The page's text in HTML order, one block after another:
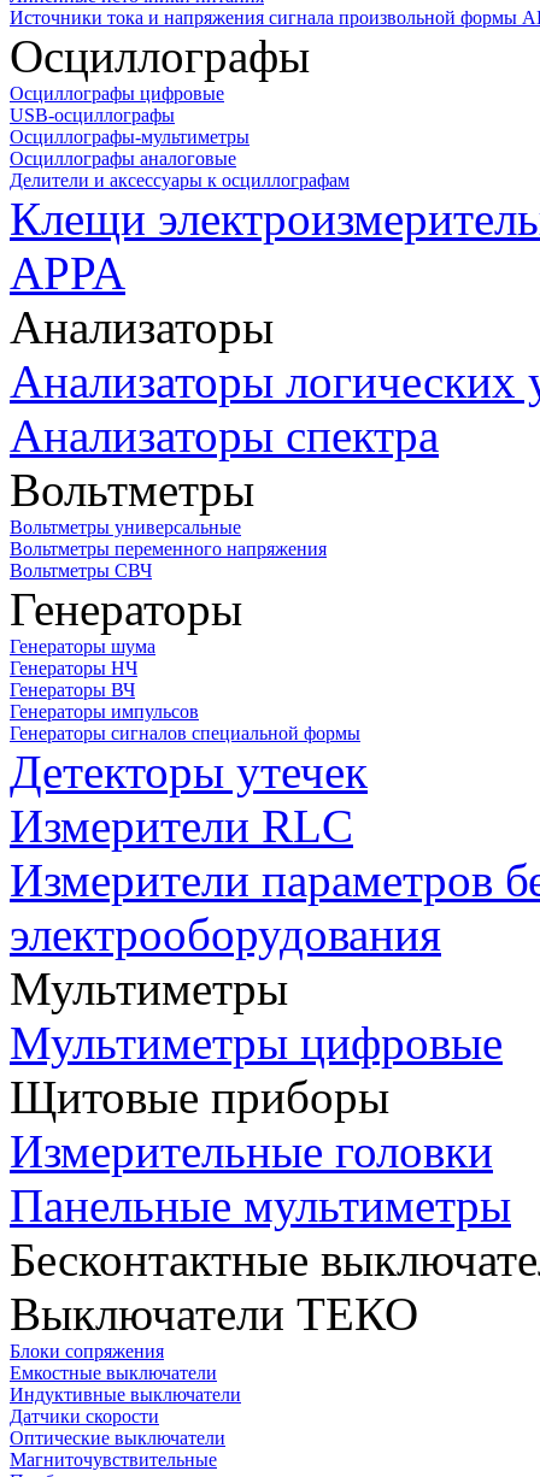
Источники тока и напряжения сигнала произвольной формы
Осциллографы
Осциллографы цифровые
USB-осциллографы
Осциллографы-мультиметры
Осциллографы аналоговые
Делители и аксессуары к осциллографам
Клещи
APPA
Анализаторы
Анализаторы логических
Анализаторы спектра
Вольтметры
Вольтметры универсальные
Вольтметры переменного напряжения
Вольтметры СВЧ
Генераторы
Генераторы шума
Генераторы НЧ
Генераторы ВЧ
Генераторы импульсов
Генераторы сигналов специальной формы
Детекторы утечек
Измерители RLC
Измерители параметров
электрооборудования
Мультиметры
Мультиметры цифровые
Щитовые приборы
Измерительные головки
Панельные мультиметры
Бесконтактные
Выключатели ТЕКО
Блоки сопряжения
Емкостные выключатели
Индуктивные выключатели
Датчики скорости
Оптические выключатели
Магниточувствительные